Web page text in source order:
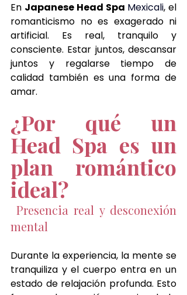
En Japanese Head Spa Mexicali, el
romanticismo no es exagerado ni
artificial. Es real, tranquilo y
consciente. Estar juntos, descansar
juntos y regalarse tiempo de
calidad también es una forma de
amar.
¿Por qué un
Head Spa es un
plan romántico
ideal?
Presencia real y desconexión
mental
Durante la experiencia, la mente se
tranquiliza y el cuerpo entra en un
estado de relajación profunda. Esto